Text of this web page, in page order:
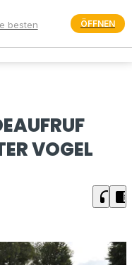
menu
VOGEL
headphones chrome_reader_mode
besten
ÖFFNEN